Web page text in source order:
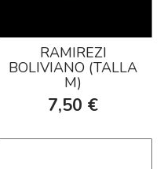
RAMIREZI
BOLIVIANO (TALLA
M)
7,50 €